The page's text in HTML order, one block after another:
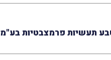
תעשיות פרמצבטיות בע"מ